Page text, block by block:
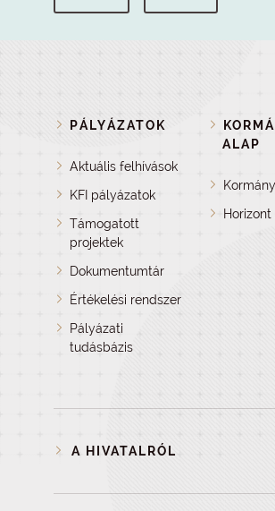
PÁLYÁZATOK
Aktuális felhívások
KFI pályázatok
Támogatott
projektek
Dokumentumtár
Értékelési rendszer
Pályázati
tudásbázis
ALAP
A HIVATALRÓL